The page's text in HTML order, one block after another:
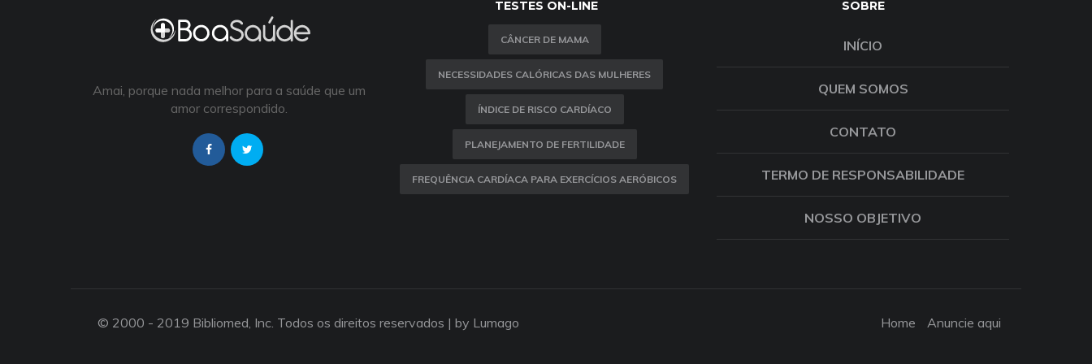
Amai, porque nada melhor para a saúde que um
amor correspondido.
TESTES ON-LINE
CÂNCER DE MAMA
NECESSIDADES CALÓRICAS DAS MULHERES
ÍNDICE DE RISCO CARDÍACO
PLANEJAMENTO DE FERTILIDADE
FREQUÊNCIA CARDÍACA PARA EXERCÍCIOS AERÓBICOS
SOBRE
INÍCIO
QUEM SOMOS
CONTATO
TERMO DE RESPONSABILIDADE
NOSSO OBJETIVO
Home Anuncie aqui
© 2000 - 2019 Bibliomed, Inc. Todos os direitos reservados | by Lumago